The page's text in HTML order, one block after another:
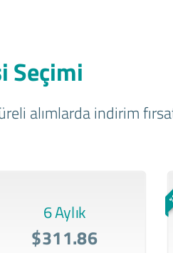
Seçimi
alımlarda indirim
6 Aylık
$311.86